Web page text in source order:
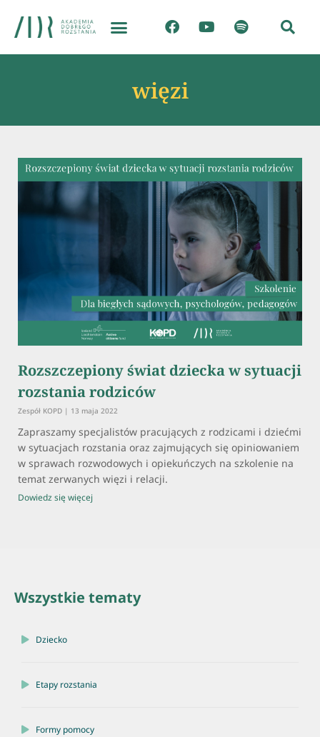
więzi
Rozszczepiony świat dziecka w sytuacji
rozstania rodziców
Zespół KOPD 13 maja 2022
Zapraszamy specjalistów pracujących z rodzicami i dziećmi
w sytuacjach rozstania oraz zajmujących się opiniowaniem
w sprawach rozwodowych i opiekuńczych na szkolenie na
temat zerwanych więzi i relacji.
Dowiedz się więcej
Wszystkie tematy
Dziecko
Etapy rozstania
Formy pomocy